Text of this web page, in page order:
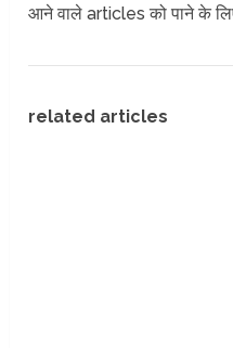
आने वाले articles को पाने के
related articles